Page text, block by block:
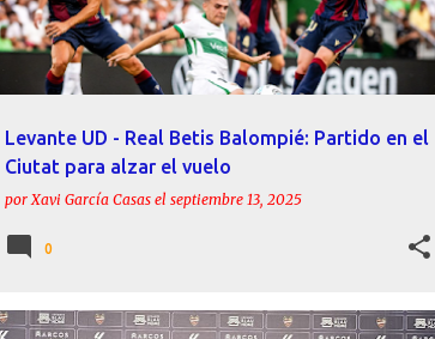
Levante UD - Real Betis Balompié: Partido en el
Ciutat para alzar el vuelo
porXavi García Casas el septiembre 13, 2025
0